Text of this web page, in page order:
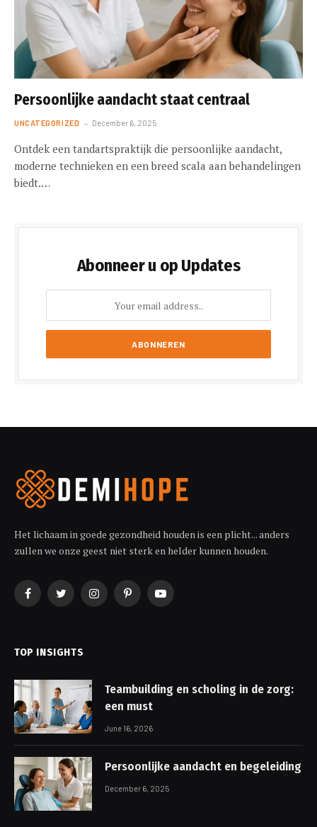
Persoonlijke aandacht staat centraal
UNCATEGORIZED December 6, 2025
Ontdek een tandartspraktijk die persoonlijke aandacht,
moderne technieken en een breed scala aan behandelingen
biedt.…
Abonneer u op Updates
Het lichaam in goede gezondheid houden is een plicht... anders
zullen we onze geest niet sterk en helder kunnen houden.
FacebookTwitterInstagramPinterestYouTube
TOP INSIGHTS
Teambuilding en scholing in de zorg:
een must
June 16, 2026
Persoonlijke aandacht en begeleiding
December 6, 2025